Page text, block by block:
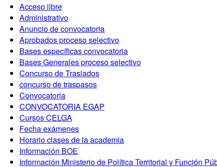
Acceso libre
Administrativo
Anuncio de convocatoria
Aprobados proceso selectivo
Bases específicas convocatoria
Bases Generales proceso selectivo
Concurso de Traslados
concurso de traspasos
Convocatoria
CONVOCATORIA EGAP
Cursos CELGA
Fecha exámenes
Horario clases de la academia
Información BOE
Información Ministerio de Política Territorial y Función